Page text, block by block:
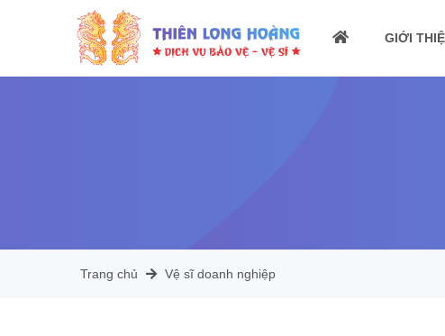
GIỚI
Trang chủ Vệ sĩ doanh nghiệp